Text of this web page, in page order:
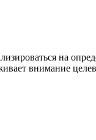
на
внимание